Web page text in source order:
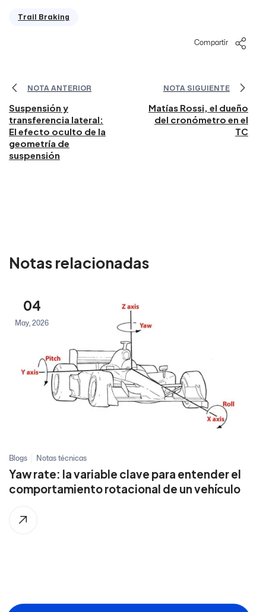
Trail Braking
Compartir
NOTA ANTERIOR
Suspensión y
transferencia lateral:
El efecto oculto de la
geometría de
suspensión
NOTA SIGUIENTE
Matías Rossi, el dueño
del cronómetro en el
TC
Notas relacionadas
04
May, 2026
Blogs Notas técnicas
Yaw rate: la variable clave para entender el
comportamiento rotacional de un vehículo